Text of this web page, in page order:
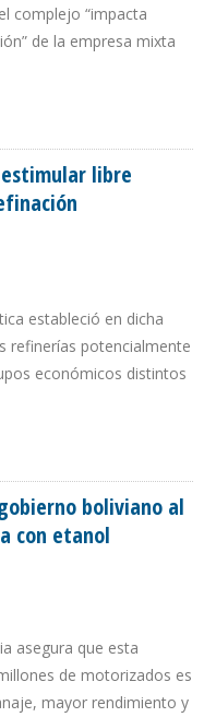
complejo “impacta
de la empresa mixta
libre
estableció en dicha
refinerías potencialmente
económicos distintos
boliviano al
con etanol
asegura que esta
de motorizados es
mayor rendimiento y